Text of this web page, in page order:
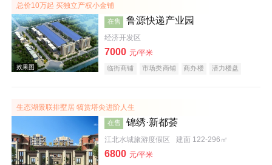
效果图
效果图
总价10万起 买独立产权小金铺
在售 鲁源快递产业园
经济开发区
7000 元/平米
临街商铺 市场类商铺 商办楼
潜力楼盘
生态湖景联排墅居 犒赏塔尖进阶人生
在售 锦绣·新都荟
江北水城旅游度假区 建面 122-296㎡
6800 元/平米